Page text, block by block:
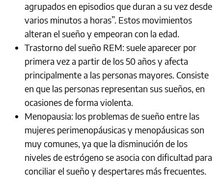
agrupados en episodios que duran a su vez desde
varios minutos a horas”. Estos movimientos
alteran el sueño y empeoran con la edad.
Trastorno del sueño REM: suele aparecer por
primera vez a partir de los 50 años y afecta
principalmente a las personas mayores. Consiste
en que las personas representan sus sueños, en
ocasiones de forma violenta.
Menopausia: los problemas de sueño entre las
mujeres perimenopáusicas y menopáusicas son
muy comunes, ya que la disminución de los
niveles de estrógeno se asocia con dificultad para
conciliar el sueño y despertares más frecuentes.